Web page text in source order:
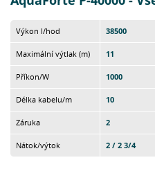
Výkon l/hod 38500
Maximální výtlak (m) 11
Příkon/W 1000
Délka kabelu/m 10
Záruka 2
Nátok/výtok 2 / 2 3/4